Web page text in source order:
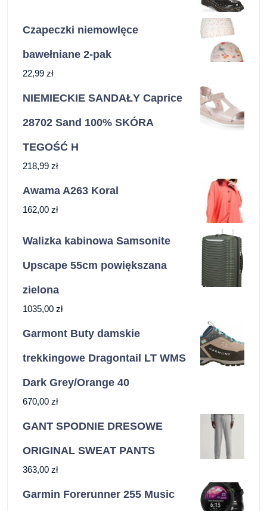
Czapeczki niemowlęce
bawełniane 2-pak
22,99 zł
NIEMIECKIE SANDAŁY Caprice
28702 Sand 100% SKÓRA
TEGOŚĆ H
218,99 zł
Awama A263 Koral
162,00 zł
Walizka kabinowa Samsonite
Upscape 55cm powiększana
zielona
1035,00 zł
Garmont Buty damskie
trekkingowe Dragontail LT WMS
Dark Grey/Orange 40
670,00 zł
GANT SPODNIE DRESOWE
ORIGINAL SWEAT PANTS
363,00 zł
Garmin Forerunner 255 Music